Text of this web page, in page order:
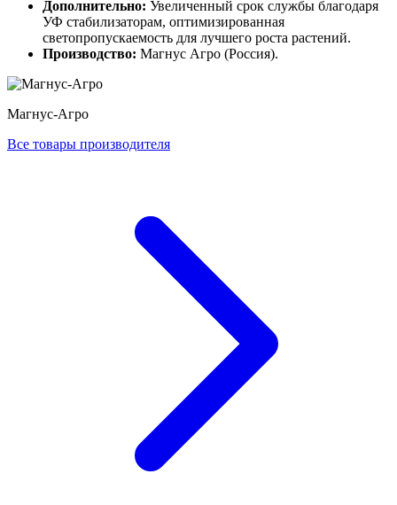
Дополнительно: Увеличенный срок службы благодаря
УФ стабилизаторам, оптимизированная
светопропускаемость для лучшего роста растений.
Производство: Магнус Агро (Россия).
Магнус-Агро
Все товары производителя